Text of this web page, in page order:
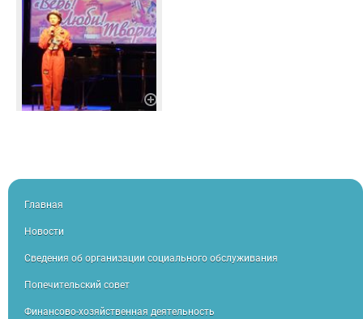
Главная
Новости
Сведения об организации социального обслуживания
Попечительский совет
Финансово-хозяйственная деятельность